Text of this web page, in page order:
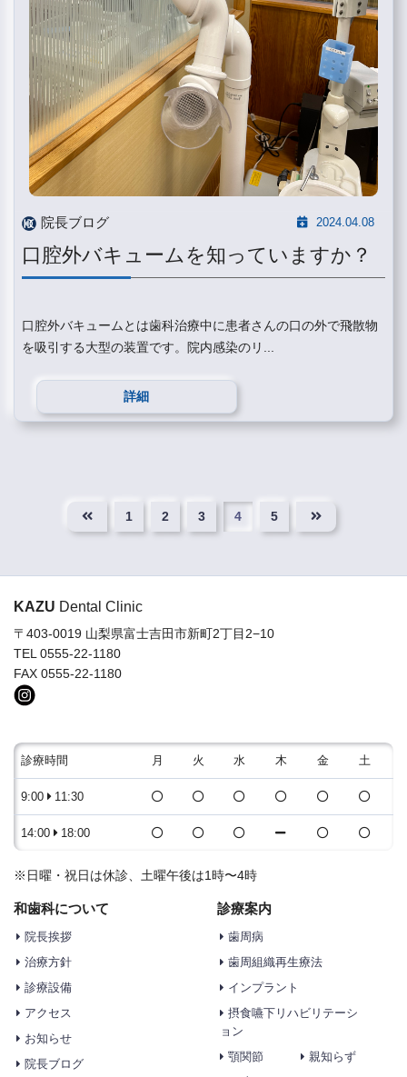
院長ブログ 2024.04.08
口腔外バキュームを知っていますか？
口腔外バキュームとは歯科治療中に患者さんの口の外で飛散物
を吸引する大型の装置です。院内感染のリ...
詳細
1 2 3 4 5
KAZU Dental Clinic
〒403-0019 山梨県富士吉田市新町2丁目2−10
TEL 0555-22-1180
FAX 0555-22-1180
診療時間 月 火 水 木 金 土
9:00 11:30
14:00 18:00
※日曜・祝日は休診、土曜午後は1時〜4時
和歯科について
院長挨拶
治療方針
診療設備
アクセス
お知らせ
院長ブログ
診療案内
歯周病
歯周組織再生療法
インプラント
摂食嚥下リハビリテーシ
ョン
顎関節
親知らず